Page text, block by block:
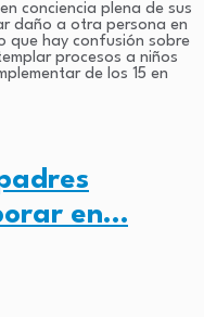
conciencia plena de sus
daño a otra persona en
que hay confusión sobre
procesos a niños
de los 15 en
en…